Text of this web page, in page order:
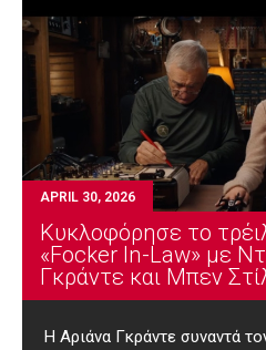
APRIL 30, 2026
Κυκλοφόρησε το
«Focker In-Law» με
Γκράντε και Μπεν
H Αριάνα Γκράντε συναντά